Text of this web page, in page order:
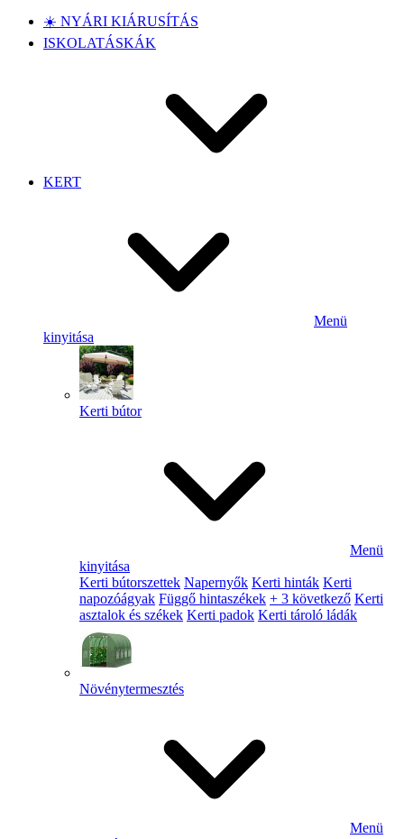
☀️ NYÁRI KIÁRUSÍTÁS
ISKOLATÁSKÁK
KERT
Menü
kinyitása
Kerti bútor
Menü
kinyitása
Kerti bútorszettek Napernyők Kerti hinták Kerti
napozóágyak Függő hintaszékek + 3 következő Kerti
asztalok és székek Kerti padok Kerti tároló ládák
Növénytermesztés
Menü